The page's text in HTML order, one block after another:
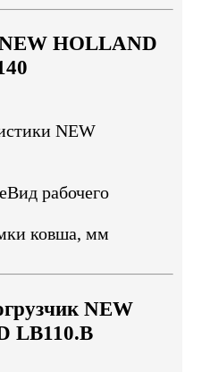
HOLLAND
NEW
рабочего
ковша, мм
NEW
LB110.B